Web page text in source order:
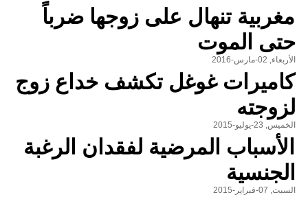
مغربية تنهال على زوجها ضرباً
حتى الموت
الأربعاء, 02-مارس-2016
كاميرات غوغل تكشف خداع زوج
لزوجته
الخميس, 23-يوليو-2015
الأسباب المرضية لفقدان الرغبة
الجنسية
السبت, 07-فبراير-2015